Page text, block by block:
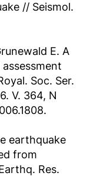
// Seismol.
E. A
Soc. Ser.
V. 364, N
earthquake
from
Res.